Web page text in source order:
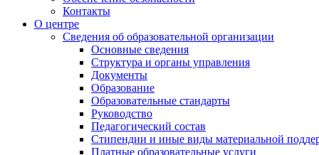
Контакты
О центре
Сведения об образовательной организации
Основные сведения
Структура и органы управления
Документы
Образование
Образовательные стандарты
Руководство
Педагогический состав
Стипендии и иные виды материальной
Платные образовательные услуги